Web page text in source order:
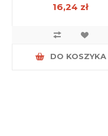
16,24 zł
DO KOSZYKA